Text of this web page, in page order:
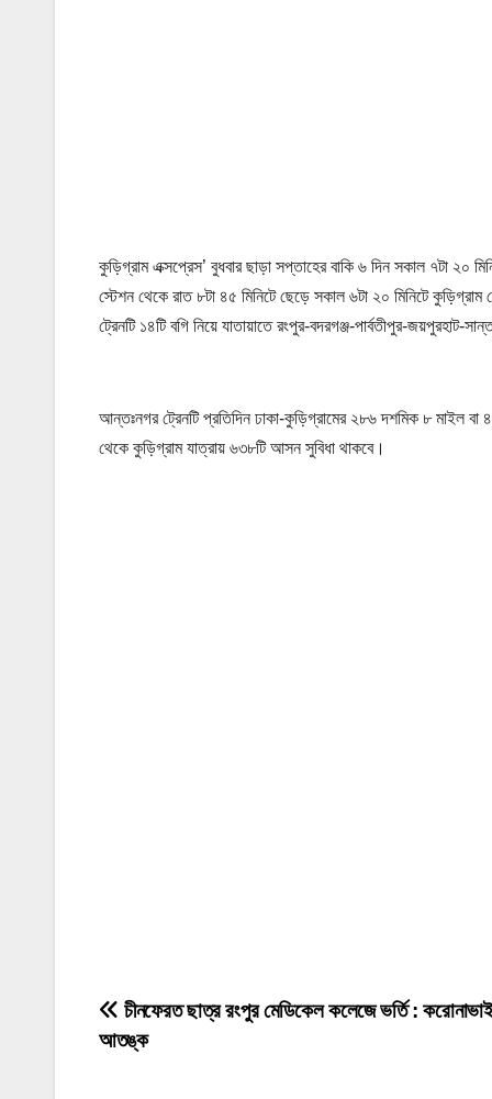
কুড়িগ্রাম এক্সপ্রেস’ বুধবার ছাড়া সপ্তাহের বাকি ৬ দিন সকাল ৭টা ২০
স্টেশন থেকে রাত ৮টা ৪৫ মিনিটে ছেড়ে সকাল ৬টা ২০ মিনিটে কুড়িগ্রাম
ট্রেনটি ১৪টি বগি নিয়ে যাতায়াতে রংপুর-বদরগঞ্জ-পার্বতীপুর-জয়পুরহাট-
আন্তঃনগর ট্রেনটি প্রতিদিন ঢাকা-কুড়িগ্রামের ২৮৬ দশমিক ৮ মাইল বা
থেকে কুড়িগ্রাম যাত্রায় ৬৩৮টি আসন সুবিধা থাকবে।
P চীনফেরত ছাত্র রংপুর মেডিকেল কলেজে ভর্তি :
আতঙ্ক